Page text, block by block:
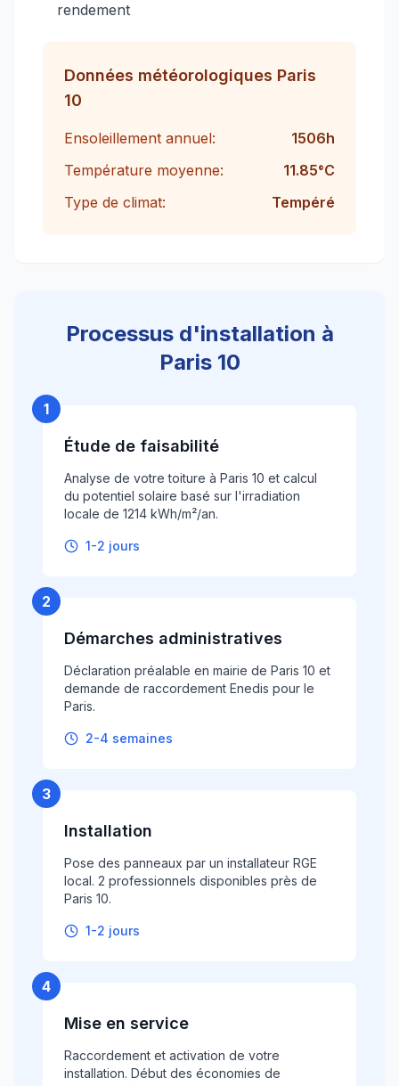
rendement
Données météorologiques Paris
10
Ensoleillement annuel: 1506h
Température moyenne:
11.85°C
Type de climat:
Tempéré
Processus d'installation à
Paris 10
1
Étude de faisabilité
Analyse de votre toiture à Paris 10 et calcul
du potentiel solaire basé sur l'irradiation
locale de 1214 kWh/m²/an.
1-2 jours
2
Démarches administratives
Déclaration préalable en mairie de Paris 10 et
demande de raccordement Enedis pour le
Paris.
2-4 semaines
3
Installation
Pose des panneaux par un installateur RGE
local. 2 professionnels disponibles près de
Paris 10.
1-2 jours
4
Mise en service
Raccordement et activation de votre
installation. Début des économies de